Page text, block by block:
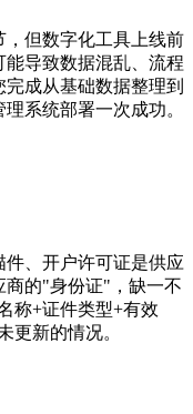
但数字化工具上线前
导致数据混乱、流程
成从基础数据整理到
系统部署一次成功。
、开户许可证是供应
商的"身份证"，缺一不
称+证件类型+有效
更新的情况。